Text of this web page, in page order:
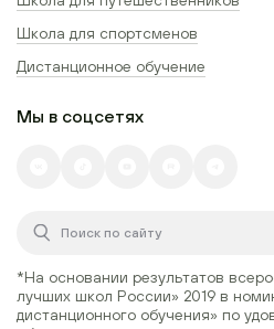
Школа для спортсменов
Дистанционное обучение
Мы в соцсетях
*На основании результатов
лучших школ России» 2019 в
дистанционного обучения» по